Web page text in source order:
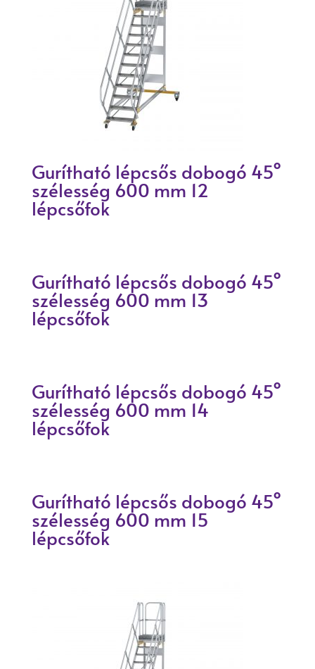
Gurítható lépcsős dobogó 45°
szélesség 600 mm 12
lépcsőfok
Gurítható lépcsős dobogó 45°
szélesség 600 mm 13
lépcsőfok
Gurítható lépcsős dobogó 45°
szélesség 600 mm 14
lépcsőfok
Gurítható lépcsős dobogó 45°
szélesség 600 mm 15
lépcsőfok